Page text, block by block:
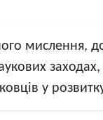
мислення,
у